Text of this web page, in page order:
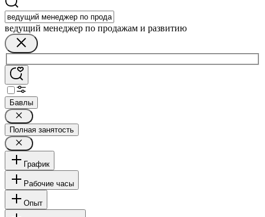
ведущий менеджер по продажам и развитию
Бавлы
Полная занятость
График
Рабочие часы
Опыт